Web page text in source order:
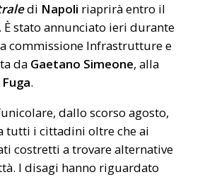
di Napoli riaprirà entro il
È stato annunciato ieri durante
commissione Infrastrutture e
da Gaetano Simeone, alla
.
dallo scorso agosto,
tutti i cittadini oltre che ai
costretti a trovare alternative
I disagi hanno riguardato